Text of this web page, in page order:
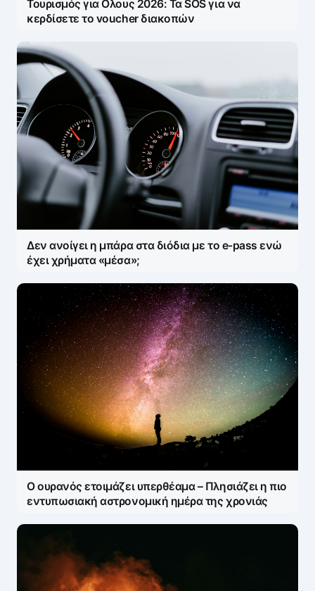
Τουρισμός για Ολους 2026: Τα SOS για να
κερδίσετε το voucher διακοπών
Δεν ανοίγει η μπάρα στα διόδια με το e-pass ενώ
έχει χρήματα «μέσα»;
Ο ουρανός ετοιμάζει υπερθέαμα – Πλησιάζει η πιο
εντυπωσιακή αστρονομική ημέρα της χρονιάς